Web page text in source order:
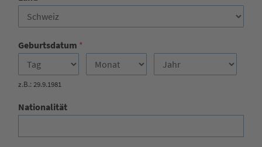
Geburtsdatum *
z.B.: 29.9.1981
Nationalität